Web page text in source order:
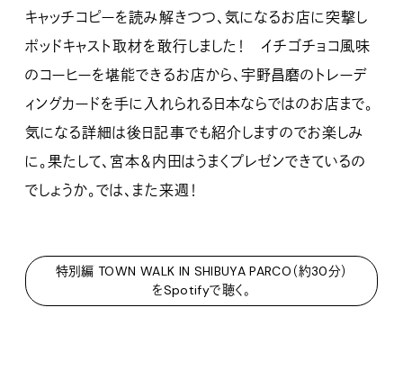
キャッチコピーを読み解きつつ、気になるお店に突撃し
ポッドキャスト取材を敢行しました！ イチゴチョコ風味
のコーヒーを堪能できるお店から、宇野昌磨のトレーデ
ィングカードを手に入れられる日本ならではのお店まで。
気になる詳細は後日記事でも紹介しますのでお楽しみ
に。果たして、宮本＆内田はうまくプレゼンできているの
でしょうか。では、また来週！
特別編 TOWN WALK IN SHIBUYA PARCO（約30分）
をSpotifyで聴く。